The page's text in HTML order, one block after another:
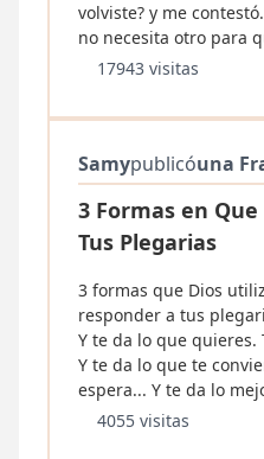
volviste? y me
no necesita otro para
17943 visitas
Samypublicóuna
3 Formas en
Tus Plegarias
3 formas que Dios
responder a tus
Y te da lo que quieres.
Y te da lo que te
espera... Y te da lo
4055 visitas